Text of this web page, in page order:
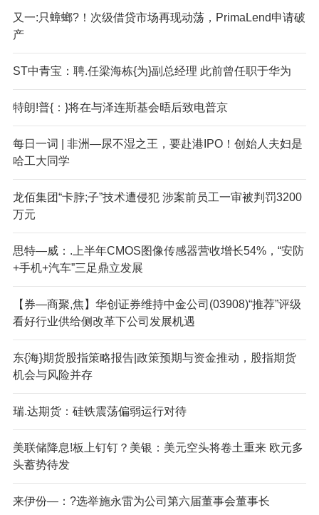
又一:只蟑螂?！次级借贷市场再现动荡，PrimaLend申请破
产
ST中青宝：聘.任梁海栋{为}副总经理 此前曾任职于华为
特朗!普{：}将在与泽连斯基会晤后致电普京
每日一词 | 非洲—尿不湿之王，要赴港IPO！创始人夫妇是
哈工大同学
龙佰集团“卡脖;子”技术遭侵犯 涉案前员工一审被判罚3200
万元
思特—威：.上半年CMOS图像传感器营收增长54%，“安防
+手机+汽车”三足鼎立发展
【券—商聚,焦】华创证券维持中金公司(03908)“推荐”评级
看好行业供给侧改革下公司发展机遇
东{海}期货股指策略报告|政策预期与资金推动，股指期货
机会与风险并存
瑞.达期货：硅铁震荡偏弱运行对待
美联储降息!板上钉钉？美银：美元空头将卷土重来 欧元多
头蓄势待发
来伊份—：?选举施永雷为公司第六届董事会董事长